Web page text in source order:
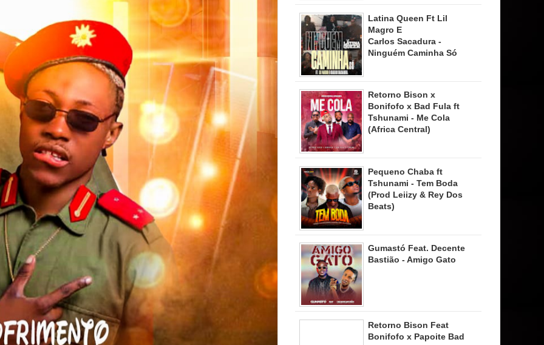
Latina Queen Ft Lil
Magro E
Carlos Sacadura -
Ninguém Caminha Só
Retorno Bison x
Bonifofo x Bad Fula ft
Tshunami - Me Cola
(Africa Central)
Pequeno Chaba ft
Tshunami - Tem Boda
(Prod Leiizy & Rey Dos
Beats)
Gumastó Feat. Decente
Bastião - Amigo Gato
Retorno Bison Feat
Bonifofo x Papoite Bad